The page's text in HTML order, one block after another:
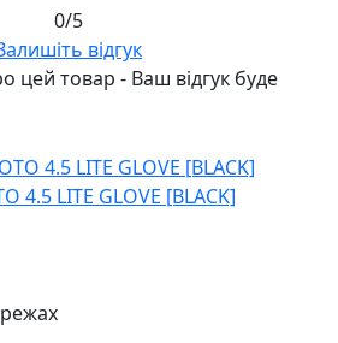
0/5
відгук
цей товар - Ваш відгук буде
4.5 LITE GLOVE [BLACK]